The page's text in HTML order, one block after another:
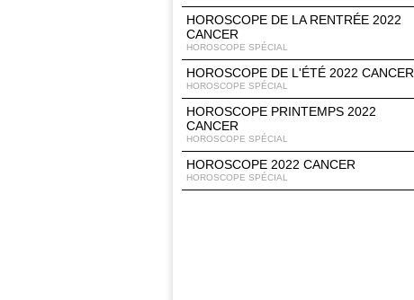
HOROSCOPE DE LA RENTRÉE 2022
CANCER
HOROSCOPE SPÉCIAL
HOROSCOPE DE L'ÉTÉ 2022 CANCER
HOROSCOPE SPÉCIAL
HOROSCOPE PRINTEMPS 2022
CANCER
HOROSCOPE SPÉCIAL
HOROSCOPE 2022 CANCER
HOROSCOPE SPÉCIAL